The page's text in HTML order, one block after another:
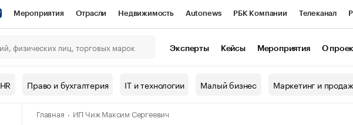
Мероприятия Отрасли Недвижимость Autonews РБК Компании Телеканал
СПб Спецпроекты Проверка контрагентов
Рынок наличной валюты
Эксперты Кейсы Мероприятия О
Право и бухгалтерия IT и технологии Малый бизнес Маркетинг и
Главная ИП Чиж Максим Сергеевич